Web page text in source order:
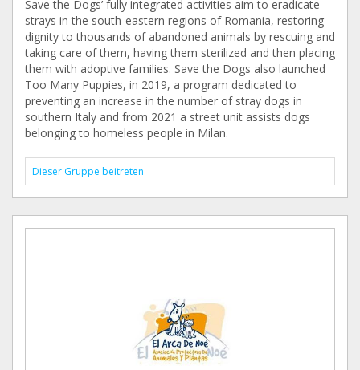
Save the Dogs’ fully integrated activities aim to eradicate
strays in the south-eastern regions of Romania, restoring
dignity to thousands of abandoned animals by rescuing and
taking care of them, having them sterilized and then placing
them with adoptive families. Save the Dogs also launched
Too Many Puppies, in 2019, a program dedicated to
preventing an increase in the number of stray dogs in
southern Italy and from 2021 a street unit assists dogs
belonging to homeless people in Milan.
Dieser Gruppe beitreten